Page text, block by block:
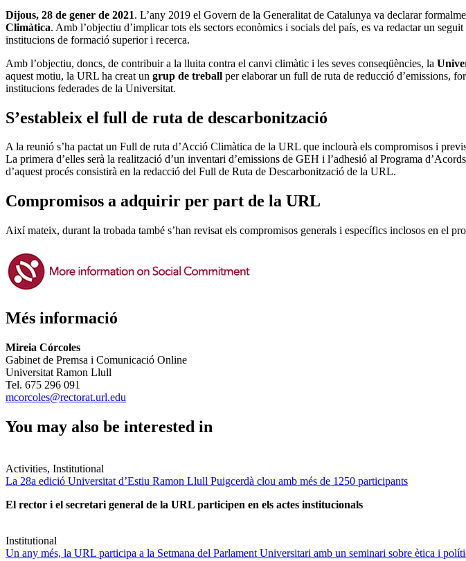
Dijous, 28 de gener de 2021. L’any 2019 el Govern de la Generalitat de Catalunya va declarar
Climàtica. Amb l’objectiu d’implicar tots els sectors econòmics i socials del país, es va redactar un
institucions de formació superior i recerca.
Amb l’objectiu, doncs, de contribuir a la lluita contra el canvi climàtic i les seves conseqüències, la
aquest motiu, la URL ha creat un grup de treball per elaborar un full de ruta de reducció d’emissions,
institucions federades de la Universitat.
S’estableix el full de ruta de descarbonització
A la reunió s’ha pactat un Full de ruta d’Acció Climàtica de la URL que inclourà els compromisos i
La primera d’elles serà la realització d’un inventari d’emissions de GEH i l’adhesió al Programa
d’aquest procés consistirà en la redacció del Full de Ruta de Descarbonització de la URL.
Compromisos a adquirir per part de la URL
Així mateix, durant la trobada també s’han revisat els compromisos generals i específics inclosos en el
Més informació
Mireia Córcoles
Gabinet de Premsa i Comunicació Online
Universitat Ramon Llull
Tel. 675 296 091
mcorcoles@rectorat.url.edu
You may also be interested in
Activities, Institutional
La 28a edició Universitat d’Estiu Ramon Llull Puigcerdà clou amb més de 1250 participants
El rector i el secretari general de la URL participen en els actes institucionals
Institutional
Un any més, la URL participa a la Setmana del Parlament Universitari amb un seminari sobre ètica i